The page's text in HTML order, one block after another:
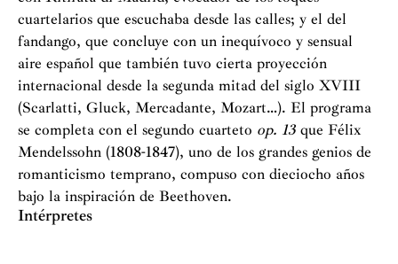
cuartelarios que escuchaba desde las calles; y el del
fandango, que concluye con un inequívoco y sensual
aire español que también tuvo cierta proyección
internacional desde la segunda mitad del siglo XVIII
(Scarlatti, Gluck, Mercadante, Mozart…). El programa
se completa con el segundo cuarteto op. 13 que Félix
Mendelssohn (1808-1847), uno de los grandes genios de
romanticismo temprano, compuso con dieciocho años
bajo la inspiración de Beethoven.
Intérpretes